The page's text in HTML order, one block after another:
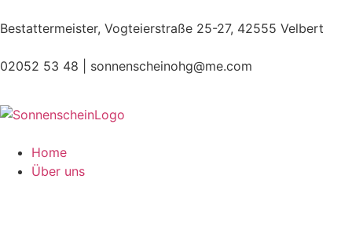
Bestattermeister, Vogteierstraße 25-27, 42555 Velbert
02052 53 48 | sonnenscheinohg@me.com
Home
Über uns